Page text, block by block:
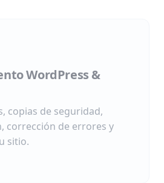
WordPress &
copias de seguridad,
corrección de errores y
sitio.